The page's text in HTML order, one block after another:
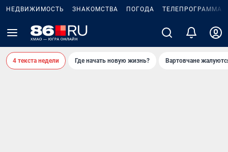
НЕДВИЖИМОСТЬ ЗНАКОМСТВА ПОГОДА ТЕЛЕПРОГРАММА
4 текста недели Где начать новую жизнь? Вартовчане